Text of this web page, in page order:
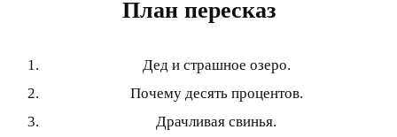
План пересказ
Дед и страшное озеро.
Почему десять процентов.
Драчливая свинья.